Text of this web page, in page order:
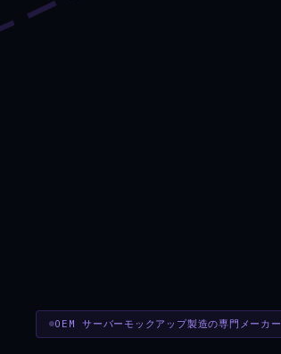
OEM サーバーモックアップ製造の専門メーカー